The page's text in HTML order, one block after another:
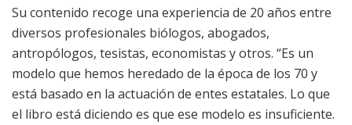
Su contenido recoge una experiencia de 20 años entre
diversos profesionales biólogos, abogados,
antropólogos, tesistas, economistas y otros. “Es un
modelo que hemos heredado de la época de los 70 y
está basado en la actuación de entes estatales. Lo que
el libro está diciendo es que ese modelo es insuficiente.